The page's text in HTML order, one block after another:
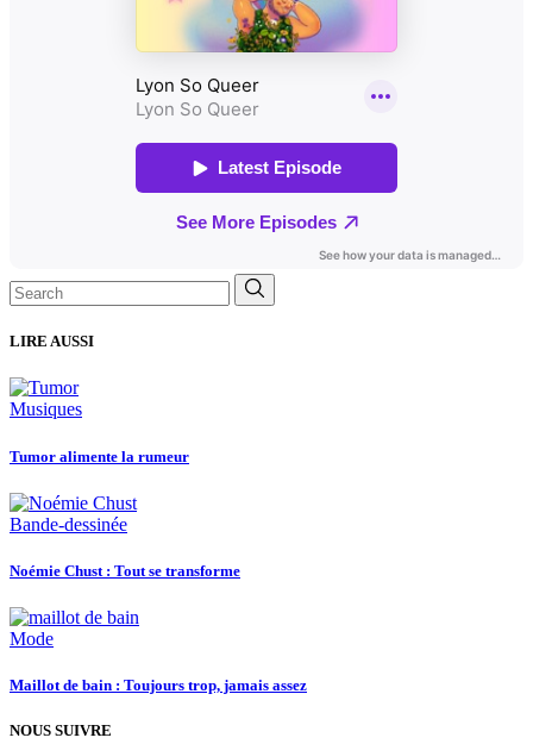
Search
for:
LIRE AUSSI
Musiques
Tumor alimente la rumeur
Bande-dessinée
Noémie Chust : Tout se transforme
Mode
Maillot de bain : Toujours trop, jamais assez
NOUS SUIVRE